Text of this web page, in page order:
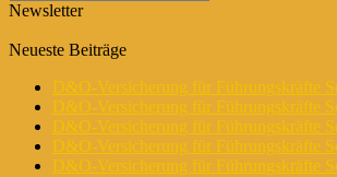
Newsletter
Neueste Beiträge
D&O-Versicherung für Führungskräfte
D&O-Versicherung für Führungskräfte
D&O-Versicherung für Führungskräfte
D&O-Versicherung für Führungskräfte
D&O-Versicherung für Führungskräfte